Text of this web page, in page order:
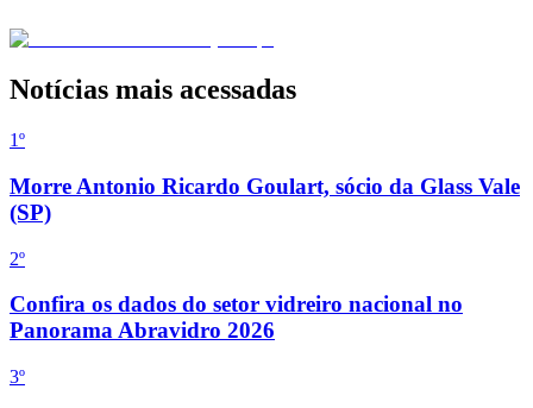
Notícias mais acessadas
1º
Morre Antonio Ricardo Goulart, sócio da Glass Vale
(SP)
2º
Confira os dados do setor vidreiro nacional no
Panorama Abravidro 2026
3º